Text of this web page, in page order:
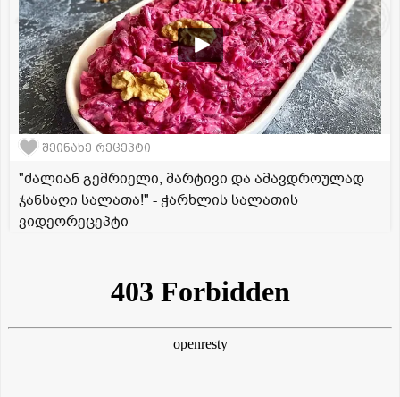
შეინახე რეცეპტი
"ძალიან გემრიელი, მარტივი და ამავდროულად
ჯანსაღი სალათა!" - ჭარხლის სალათის
ვიდეორეცეპტი